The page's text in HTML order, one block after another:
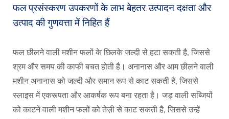
फल प्रसंस्करण उपकरणों के लाभ बेहतर उत्पादन दक्षता और
उत्पाद की गुणवत्ता में निहित हैं
फल छीलने वाली मशीन फलों के छिलके जल्दी से हटा सकती है, जिससे
श्रम और समय की काफी बचत होती है। अनानास और आम छीलने वाली
मशीन अनानास को जल्दी और समान रूप से काट सकती है, जिससे
स्लाइस में एकरूपता और आकर्षक रूप बना रहता है। जड़ वाली सब्जियों
को काटने वाली मशीन फलों को तेज़ी से काट सकती है, जिससे उन्हें